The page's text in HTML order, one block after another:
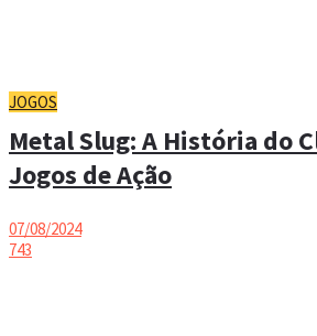
JOGOS
Metal Slug: A História do
Jogos de Ação
07/08/2024
743